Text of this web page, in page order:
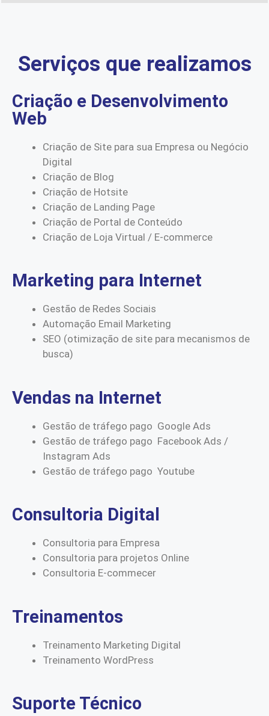
Serviços que realizamos
Criação e Desenvolvimento
Web
Criação de Site para sua Empresa ou Negócio
Digital
Criação de Blog
Criação de Hotsite
Criação de Landing Page
Criação de Portal de Conteúdo
Criação de Loja Virtual / E-commerce
Marketing para Internet
Gestão de Redes Sociais
Automação Email Marketing
SEO (otimização de site para mecanismos de
busca)
Vendas na Internet
Gestão de tráfego pago Google Ads
Gestão de tráfego pago Facebook Ads /
Instagram Ads
Gestão de tráfego pago Youtube
Consultoria Digital
Consultoria para Empresa
Consultoria para projetos Online
Consultoria E-commecer
Treinamentos
Treinamento Marketing Digital
Treinamento WordPress
Suporte Técnico